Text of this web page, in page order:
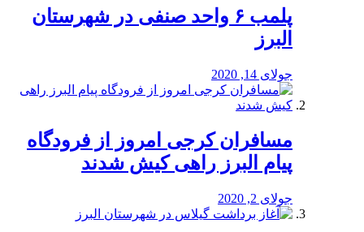
پلمب ۶ واحد صنفی در شهرستان
البرز
جولای 14, 2020
مسافران کرجی امروز از فرودگاه
پیام البرز راهی کیش شدند
جولای 2, 2020